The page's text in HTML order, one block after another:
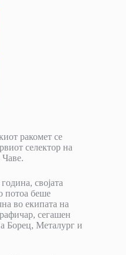
ракомет се
селектор на
својата
потоа беше
во екипата на
сегашен
Борец, Металург и